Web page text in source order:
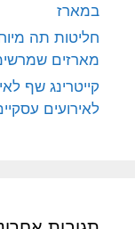
במארז
חליטות תה
מארזים
קייטרינג שף
לאירועים